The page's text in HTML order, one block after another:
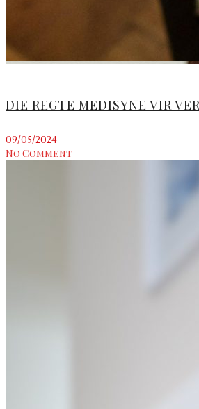
DIE REGTE MEDISYNE VIR
09/05/2024
No Comment